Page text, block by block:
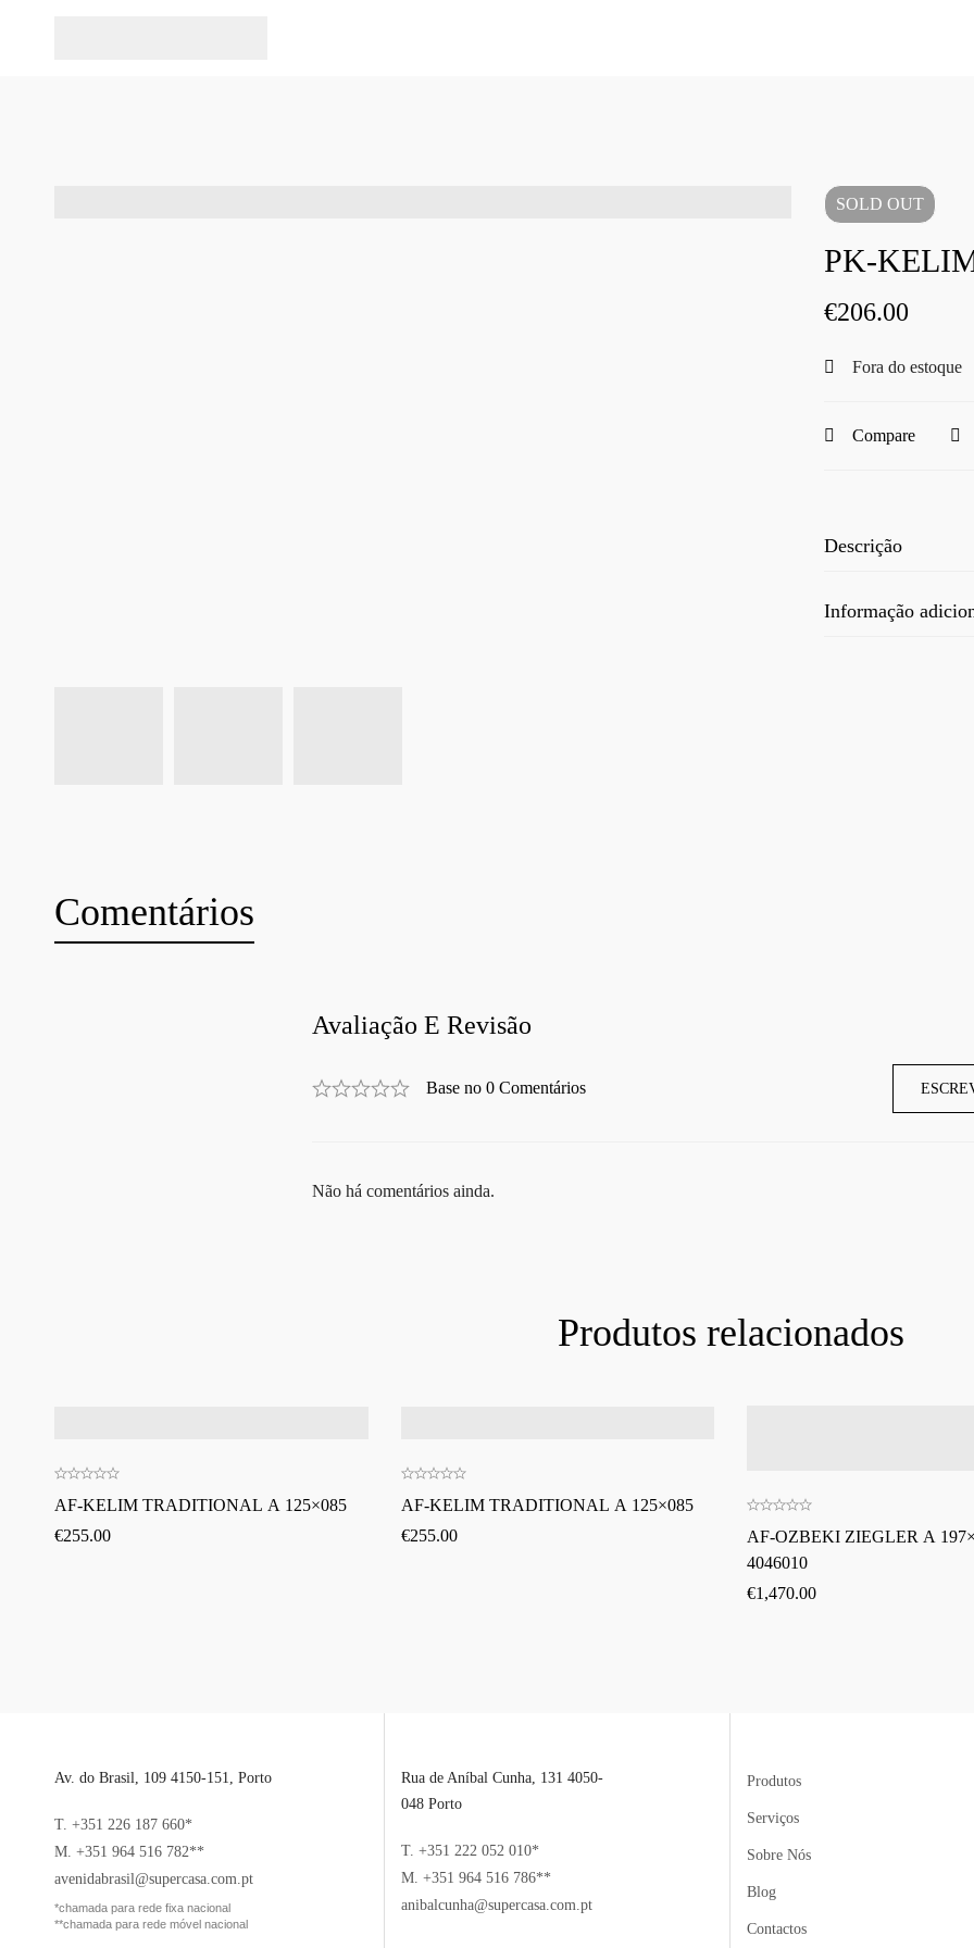
SOLD OUT
PK-
€206.00
Fora do estoque
Compare
Descrição
Informação
Comentários
Avaliação E Revisão
Base no 0 Comentários
Não há comentários ainda.
Produtos relacionados
AF-KELIM TRADITIONAL A 125×085
€255.00
AF-KELIM TRADITIONAL A 125×085
€255.00
AF-OZBEKI ZIEGLER A
4046010
€1,470.00
Av. do Brasil, 109 4150-151, Porto
T. +351 226 187 660*
M. +351 964 516 782**
avenidabrasil@supercasa.com.pt
*chamada para rede fixa nacional
**chamada para rede móvel nacional
Rua de Aníbal Cunha, 131 4050-
048 Porto
T. +351 222 052 010*
M. +351 964 516 786**
anibalcunha@supercasa.com.pt
Produtos
Serviços
Sobre Nós
Blog
Contactos